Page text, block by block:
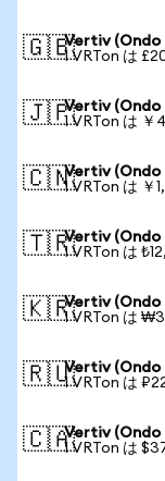
🇬🇧Vertiv (Ondo
1 VRTon は
🇯🇵Vertiv (Ondo
1 VRTon は ￥
🇨🇳Vertiv (Ondo
1 VRTon は ￥
🇹🇷Vertiv (Ondo
1 VRTon は
🇰🇷Vertiv (Ondo
1 VRTon は
🇷🇺Vertiv (Ondo
1 VRTon は
🇨🇦Vertiv (Ondo
1 VRTon は